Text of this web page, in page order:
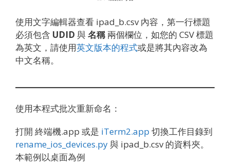
使用文字編輯器查看 ipad_b.csv 內容，第一行標題
必須包含 UDID 與名稱 兩個欄位，如您的 CSV 標題
為英文，請使用英文版本的程式或是將其內容改為
中文名稱。
使用本程式批次重新命名：
打開 終端機.app 或是 iTerm2.app 切換工作目錄到
rename_ios_devices.py與 ipad_b.csv 的資料夾。
本範例以桌面為例